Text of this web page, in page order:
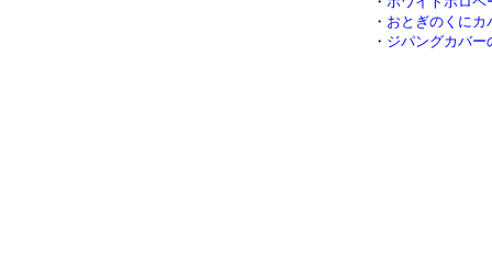
・ おとぎのくにカ
・ ジパングカバー